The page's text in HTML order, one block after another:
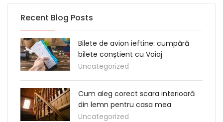
Recent Blog Posts
Bilete de avion ieftine: cumpără
bilete conștient cu Voiaj
Uncategorized
Cum aleg corect scara interioară
din lemn pentru casa mea
Uncategorized